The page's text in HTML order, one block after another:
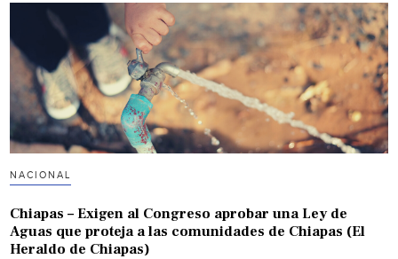
NACIONAL
Chiapas – Exigen al Congreso aprobar una Ley de
Aguas que proteja a las comunidades de Chiapas (El
Heraldo de Chiapas)